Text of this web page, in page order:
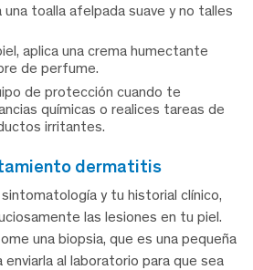
toalla afelpada suave y no talles
aplica una crema humectante
de perfume.
de protección cuando te
químicas o realices tareas de
irritantes.
dermatitis
y tu historial clínico,
las lesiones en tu piel.
una biopsia, que es una pequeña
al laboratorio para que sea